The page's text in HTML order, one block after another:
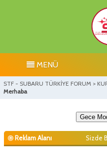
MENÜ
STF - SUBARU TÜRKİYE FORUM >
Merhaba
Gece
Reklam Alanı Sizde